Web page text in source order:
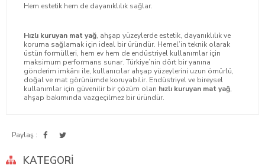
Hem estetik hem de dayanıklılık sağlar.
Hızlı kuruyan mat yağ, ahşap yüzeylerde estetik, dayanıklılık ve
koruma sağlamak için ideal bir üründür. Hemel’in teknik olarak
üstün formülleri, hem ev hem de endüstriyel kullanımlar için
maksimum performans sunar. Türkiye’nin dört bir yanına
gönderim imkânı ile, kullanıcılar ahşap yüzeylerini uzun ömürlü,
doğal ve mat görünümde koruyabilir. Endüstriyel ve bireysel
kullanımlar için güvenilir bir çözüm olan hızlı kuruyan mat yağ,
ahşap bakımında vazgeçilmez bir üründür.
Paylaş :
KATEGORI